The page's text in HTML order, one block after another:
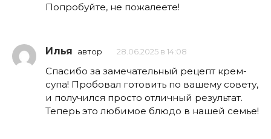
Попробуйте, не пожалеете!
Илья автор 28.06.2025 в 14:08
Спасибо за замечательный рецепт крем-
супа! Пробовал готовить по вашему совету,
и получился просто отличный результат.
Теперь это любимое блюдо в нашей семье!